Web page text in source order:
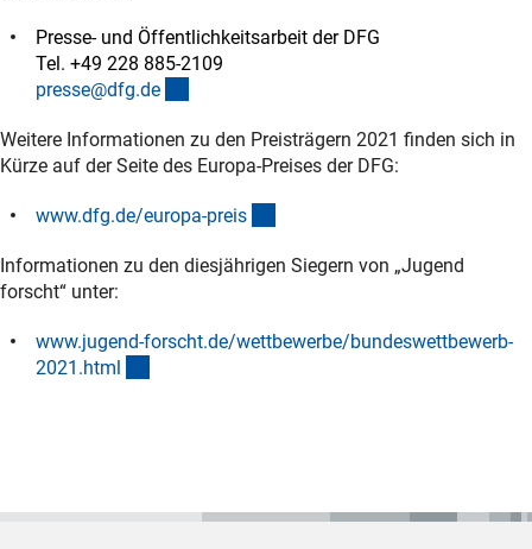
Presse- und Öffentlichkeitsarbeit der DFG
Tel. +49 228 885-2109
presse@dfg.de
Weitere Informationen zu den Preisträgern 2021 finden sich in
Kürze auf der Seite des Europa-Preises der DFG:
www.dfg.de/europa-preis
Informationen zu den diesjährigen Siegern von „Jugend
forscht“ unter:
www.jugend-forscht.de/wettbewerbe/bundeswettbewerb-
2021.html